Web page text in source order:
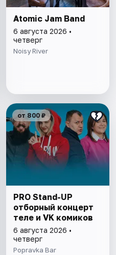
Atomic Jam Band
6 августа 2026 •
четверг
Noisy River
от 800 ₽
PRO Stand-UP
отборный концерт
теле и VK комиков
6 августа 2026 •
четверг
Popravka Bar